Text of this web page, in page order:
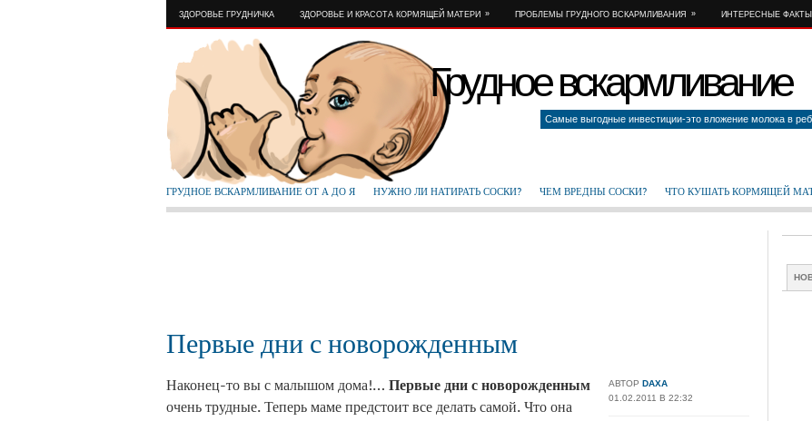
ЗДОРОВЬЕ ГРУДНИЧКА ЗДОРОВЬЕ И КРАСОТА КОРМЯЩЕЙ МАТЕРИ » ПРОБЛЕМЫ ГРУДНОГО ВСКАРМЛИВАНИЯ » ИНТЕРЕСНЫЕ ФАКТЫ
Грудное вскармливание
Самые выгодные инвестиции-это вложение молока в
ГРУДНОЕ ВСКАРМЛИВАНИЕ ОТ А ДО Я НУЖНО ЛИ НАТИРАТЬ СОСКИ? ЧЕМ ВРЕДНЫ СОСКИ? ЧТО КУШАТЬ КОРМЯЩЕЙ
Первые дни с новорожденным
АВТОР DAXA
01.02.2011 В 22:32
Наконец-то вы с малышом дома!… Первые дни с новорожденным
очень трудные. Теперь маме предстоит все делать самой. Что она